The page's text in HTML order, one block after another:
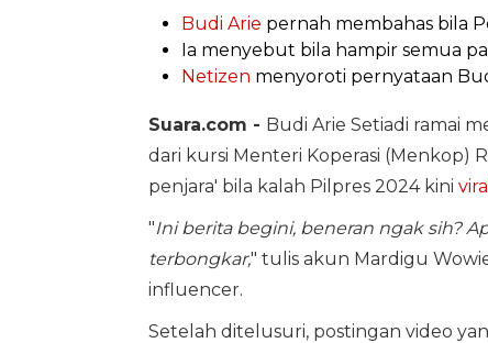
Budi Arie pernah membahas bila
Ia menyebut bila hampir semua
Netizen menyoroti pernyataan
Suara.com - Budi Arie Setiadi ramai
dari kursi Menteri Koperasi (Menkop)
penjara' bila kalah Pilpres 2024 kini viral
"Ini berita begini, beneran ngak sih?
terbongkar," tulis akun Mardigu
influencer.
Setelah ditelusuri, postingan video